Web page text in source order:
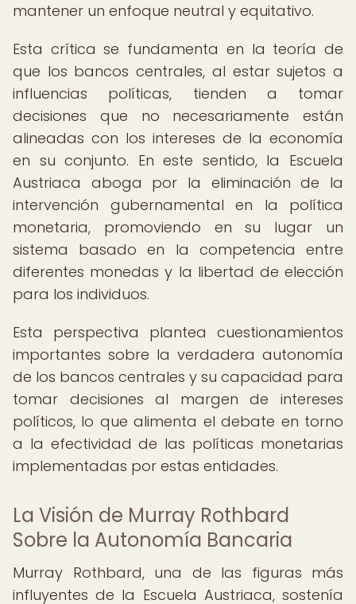
mantener un enfoque neutral y equitativo.
Esta crítica se fundamenta en la teoría de
que los bancos centrales, al estar sujetos a
influencias políticas, tienden a tomar
decisiones que no necesariamente están
alineadas con los intereses de la economía
en su conjunto. En este sentido, la Escuela
Austriaca aboga por la eliminación de la
intervención gubernamental en la política
monetaria, promoviendo en su lugar un
sistema basado en la competencia entre
diferentes monedas y la libertad de elección
para los individuos.
Esta perspectiva plantea cuestionamientos
importantes sobre la verdadera autonomía
de los bancos centrales y su capacidad para
tomar decisiones al margen de intereses
políticos, lo que alimenta el debate en torno
a la efectividad de las políticas monetarias
implementadas por estas entidades.
La Visión de Murray Rothbard
Sobre la Autonomía Bancaria
Murray Rothbard, una de las figuras más
influyentes de la Escuela Austriaca, sostenía